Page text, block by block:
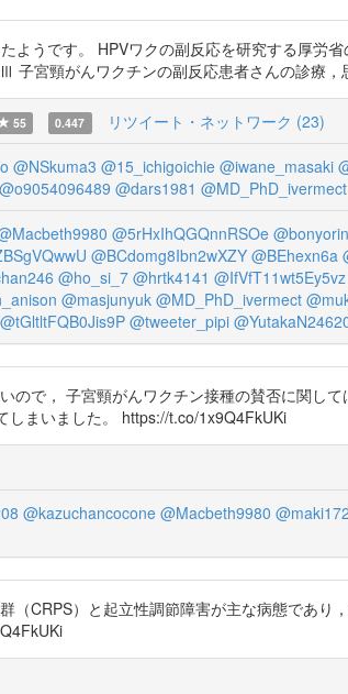
ようです。 HPVワクの副反応を研究する厚労
宮頸がんワクチンの副反応患者さんの診療，
55 0.447 リツイート・ネットワーク (23)
@NSkuma3 @15_ichigoichie @iwane_masaki
@o9054096489 @dars1981 @MD_PhD_ivermect
@5rHxIhQGQnnRSOe @bonyorin
@BCdomg8Ibn2wXZY @BEhexn6a
@ho_si_7 @hrtk4141 @IfVfT11wt5Ey5vz
@masjunyuk @MD_PhD_ivermect
@tGltltFQB0Jis9P @tweeter_pipi
で， 子宮頸がんワクチン接種の賛否に関し
しまいました。 https://t.co/1x9Q4FkUKi
@kazuchancocone @Macbeth9980
CRPS）と起立性調節障害が主な病態であり